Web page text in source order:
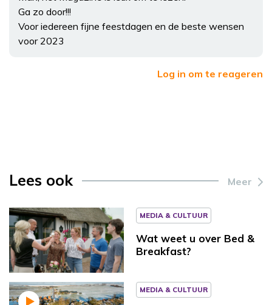
Ga zo door!!!
Voor iedereen fijne feestdagen en de beste wensen
voor 2023
Log in om te reageren
Lees ook Meer
MEDIA & CULTUUR
Wat weet u over Bed &
Breakfast?
MEDIA & CULTUUR